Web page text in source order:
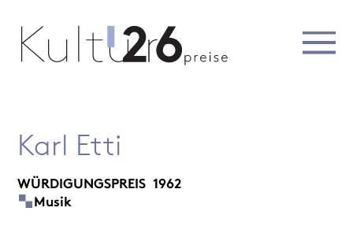
Karl Etti
WÜRDIGUNGSPREIS 1962
Musik